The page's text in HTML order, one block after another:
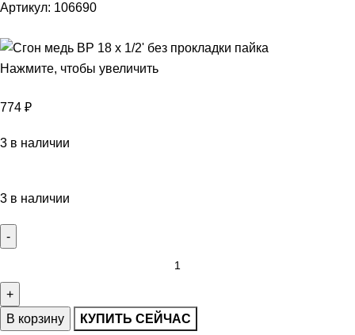
Артикул: 106690
Нажмите, чтобы увеличить
774 ₽
3 в наличии
3 в наличии
В корзину КУПИТЬ СЕЙЧАС